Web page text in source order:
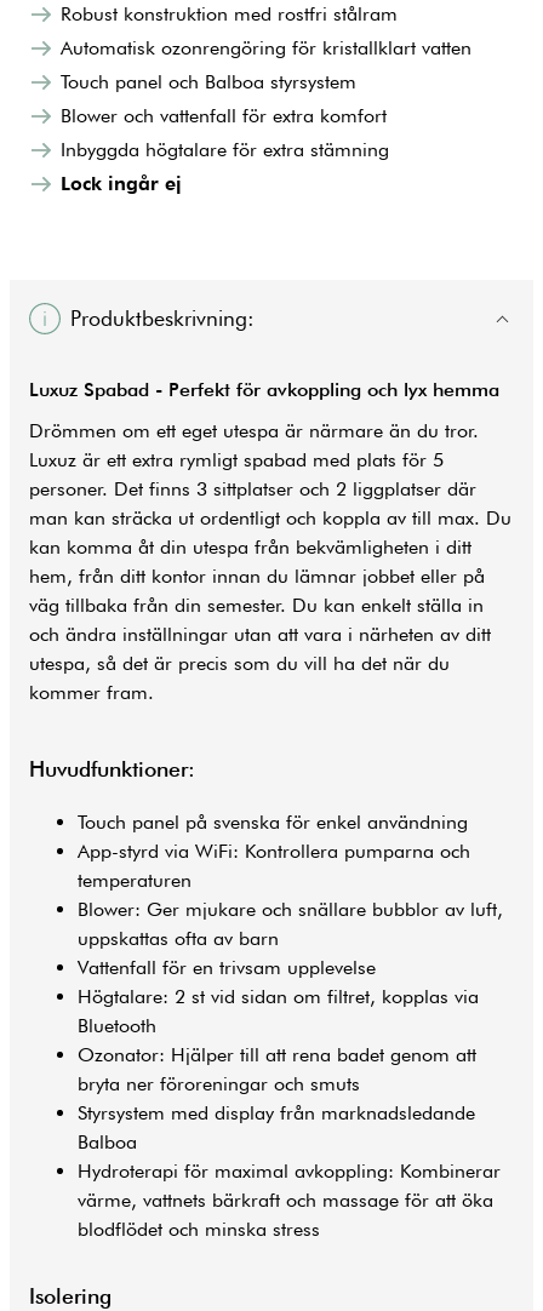
Robust konstruktion med rostfri stålram
Automatisk ozonrengöring för kristallklart vatten
Touch panel och Balboa styrsystem
Blower och vattenfall för extra komfort
Inbyggda högtalare för extra stämning
Lock ingår ej
Produktbeskrivning:
Luxuz Spabad - Perfekt för avkoppling och lyx hemma
Drömmen om ett eget utespa är närmare än du tror.
Luxuz är ett extra rymligt spabad med plats för 5
personer. Det finns 3 sittplatser och 2 liggplatser där
man kan sträcka ut ordentligt och koppla av till max. Du
kan komma åt din utespa från bekvämligheten i ditt
hem, från ditt kontor innan du lämnar jobbet eller på
väg tillbaka från din semester. Du kan enkelt ställa in
och ändra inställningar utan att vara i närheten av ditt
utespa, så det är precis som du vill ha det när du
kommer fram.
Huvudfunktioner:
Touch panel på svenska för enkel användning
App-styrd via WiFi: Kontrollera pumparna och
temperaturen
Blower: Ger mjukare och snällare bubblor av luft,
uppskattas ofta av barn
Vattenfall för en trivsam upplevelse
Högtalare: 2 st vid sidan om filtret, kopplas via
Bluetooth
Ozonator: Hjälper till att rena badet genom att
bryta ner föroreningar och smuts
Styrsystem med display från marknadsledande
Balboa
Hydroterapi för maximal avkoppling: Kombinerar
värme, vattnets bärkraft och massage för att öka
blodflödet och minska stress
Isolering